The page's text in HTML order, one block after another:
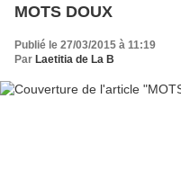
MOTS DOUX
Publié le 27/03/2015 à 11:19
Par Laetitia de La B